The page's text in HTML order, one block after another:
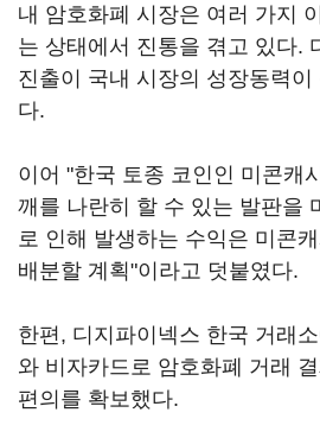
내 암호화폐 시장은 여러 가지
는 상태에서 진통을 겪고 있다.
진출이 국내 시장의 성장동력이
다.
이어 "한국 토종 코인인 미콘캐
깨를 나란히 할 수 있는 발판을
로 인해 발생하는 수익은 미콘
배분할 계획"이라고 덧붙였다.
한편, 디지파이넥스 한국 거래
와 비자카드로 암호화폐 거래
편의를 확보했다.